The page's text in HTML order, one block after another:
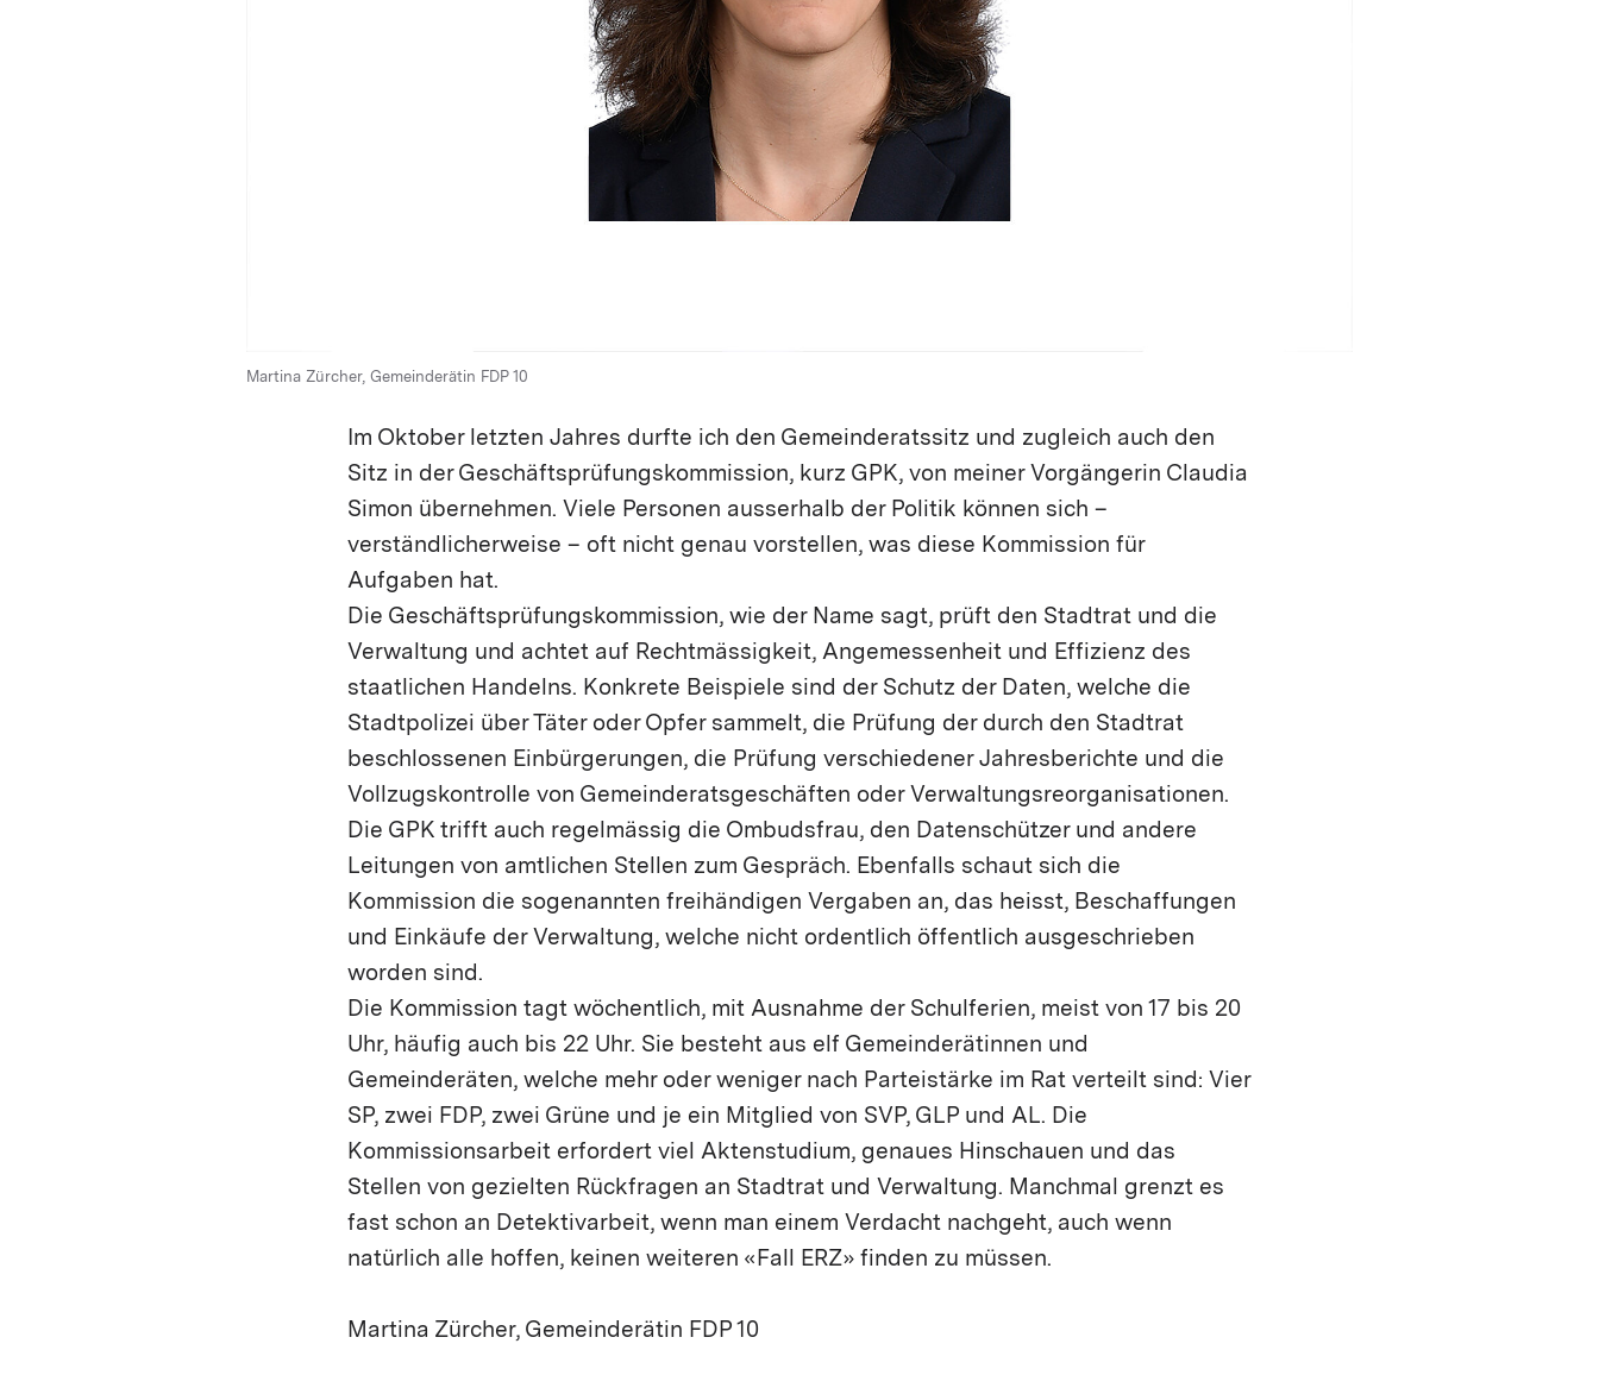
Martina Zürcher, Gemeinderätin FDP 10
Im Oktober letzten Jahres durfte ich den Gemeinderatssitz und zugleich auch den
Sitz in der Geschäftsprüfungskommission, kurz GPK, von meiner Vorgängerin Claudia
Simon übernehmen. Viele Personen ausserhalb der Politik können sich –
verständlicherweise – oft nicht genau vorstellen, was diese Kommission für
Aufgaben hat.
Die Geschäftsprüfungskommission, wie der Name sagt, prüft den Stadtrat und die
Verwaltung und achtet auf Rechtmässigkeit, Angemessenheit und Effizienz des
staatlichen Handelns. Konkrete Beispiele sind der Schutz der Daten, welche die
Stadtpolizei über Täter oder Opfer sammelt, die Prüfung der durch den Stadtrat
beschlossenen Einbürgerungen, die Prüfung verschiedener Jahresberichte und die
Vollzugskontrolle von Gemeinderatsgeschäften oder Verwaltungsreorganisationen.
Die GPK trifft auch regelmässig die Ombudsfrau, den Datenschützer und andere
Leitungen von amtlichen Stellen zum Gespräch. Ebenfalls schaut sich die
Kommission die sogenannten freihändigen Vergaben an, das heisst, Beschaffungen
und Einkäufe der Verwaltung, welche nicht ordentlich öffentlich ausgeschrieben
worden sind.
Die Kommission tagt wöchentlich, mit Ausnahme der Schulferien, meist von 17 bis 20
Uhr, häufig auch bis 22 Uhr. Sie besteht aus elf Gemeinderätinnen und
Gemeinderäten, welche mehr oder weniger nach Parteistärke im Rat verteilt sind: Vier
SP, zwei FDP, zwei Grüne und je ein Mitglied von SVP, GLP und AL. Die
Kommissionsarbeit erfordert viel Aktenstudium, genaues Hinschauen und das
Stellen von gezielten Rückfragen an Stadtrat und Verwaltung. Manchmal grenzt es
fast schon an Detektivarbeit, wenn man einem Verdacht nachgeht, auch wenn
natürlich alle hoffen, keinen weiteren «Fall ERZ» finden zu müssen.
Martina Zürcher, Gemeinderätin FDP 10